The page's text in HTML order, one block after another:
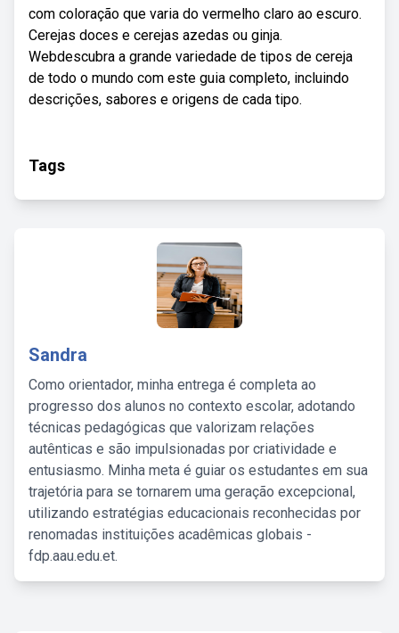
com coloração que varia do vermelho claro ao escuro.
Cerejas doces e cerejas azedas ou ginja.
Webdescubra a grande variedade de tipos de cereja
de todo o mundo com este guia completo, incluindo
descrições, sabores e origens de cada tipo.
Tags
Sandra
Como orientador, minha entrega é completa ao
progresso dos alunos no contexto escolar, adotando
técnicas pedagógicas que valorizam relações
autênticas e são impulsionadas por criatividade e
entusiasmo. Minha meta é guiar os estudantes em sua
trajetória para se tornarem uma geração excepcional,
utilizando estratégias educacionais reconhecidas por
renomadas instituições acadêmicas globais -
fdp.aau.edu.et.